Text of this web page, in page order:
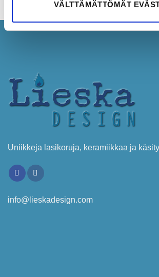
VÄLTTÄMÄTTÖMÄT
Uniikkeja lasikoruja, keramiikkaa ja
info@lieskadesign.com